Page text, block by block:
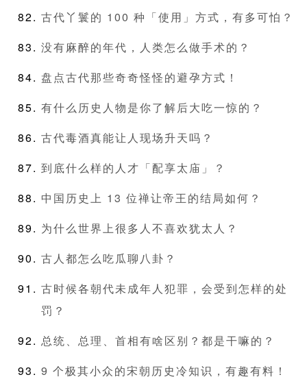
古代丫鬟的 100 种「使用」方式，有多可怕？
没有麻醉的年代，人类怎么做手术的？
盘点古代那些奇奇怪怪的避孕方式！
有什么历史人物是你了解后大吃一惊的？
古代毒酒真能让人现场升天吗？
到底什么样的人才「配享太庙」？
中国历史上 13 位禅让帝王的结局如何？
为什么世界上很多人不喜欢犹太人？
古人都怎么吃瓜聊八卦？
古时候各朝代未成年人犯罪，会受到怎样的处
罚？
总统、总理、首相有啥区别？都是干嘛的？
9 个极其小众的宋朝历史冷知识，有趣有料！